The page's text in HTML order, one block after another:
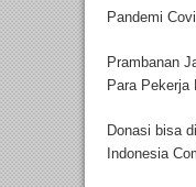
Pandemi
Prambanan
Para Pekerja
Donasi bisa
Indonesia